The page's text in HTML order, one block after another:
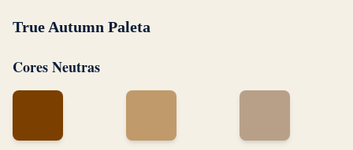
True Autumn Paleta
Cores Neutras